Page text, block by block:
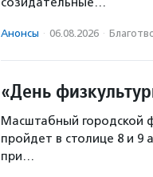
Анонсы · 06.08.2026 ·
«День
Масштабный городской
пройдет в столице 8 и 9
при…